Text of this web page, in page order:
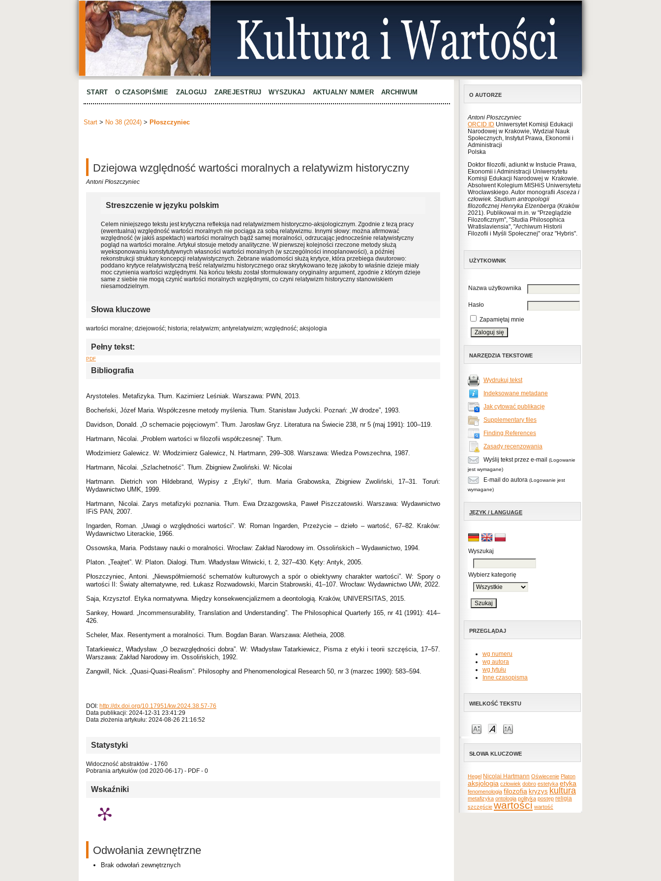
O AUTORZE
Antoni Płoszczyniec
ORCID ID Uniwersytet Komisji Edukacji
Narodowej w Krakowie, Wydział Nauk
Społecznych, Instytut Prawa, Ekonomii i
Administracji
Polska
Doktor filozofii, adiunkt w Instucie Prawa,
Ekonomii i Administracji Uniwersytetu
Komisji Edukacji Narodowej w Krakowie.
Absolwent Kolegium MISHiS Uniwersytetu
Wrocławskiego. Autor monografiiAsceza i
człowiek. Studium antropologii
filozoficznej Henryka Elzenberga (Kraków
2021). Publikował m.in. w "Przeglądzie
Filozoficznym", "Studia Philosophica
Wratislaviensia", "Archiwum Historii
Filozofii i Myśli Społecznej" oraz "Hybris".
UŻYTKOWNIK
Nazwa użytkownika
Hasło
Zapamiętaj mnie
NARZĘDZIA TEKSTOWE
Wydrukuj tekst
Indeksowane metadane
Jak cytować publikację
Supplementary files
Finding References
Zasady recenzowania
Wyślij tekst przez e-mail
(Logowanie
jest wymagane)
E-mail do autora (Logowanie jest
wymagane)
JĘZYK / LANGUAGE
Wyszukaj
Wybierz kategorię
PRZEGLĄDAJ
wg numeru
wg autora
wg tytułu
Inne czasopisma
WIELKOŚĆ TEKSTU
SŁOWA KLUCZOWE
Hegel Nicolai Hartmann Oświecenie Platon
aksjologia człowiek dobro estetyka etyka
fenomenologia filozofia kryzys kultura
metafizyka ontologia polityka postęp religia
szczęście wartości wartość
START O CZASOPIŚMIE ZALOGUJ ZAREJESTRUJ WYSZUKAJ AKTUALNY NUMER ARCHIWUM
Start > No 38 (2024) > Płoszczyniec
Dziejowa względność wartości moralnych a relatywizm historyczny
Antoni Płoszczyniec
Streszczenie w języku polskim
Celem niniejszego tekstu jest krytyczna refleksja nad relatywizmem historyczno-aksjologicznym. Zgodnie z tezą pracy
(ewentualna) względność wartości moralnych nie pociąga za sobą relatywizmu. Innymi słowy: można afirmować
względność (w jakiś aspektach) wartości moralnych bądź samej moralności, odrzucając jednocześnie relatywistyczny
pogląd na wartości moralne. Artykuł stosuje metody analityczne. W pierwszej kolejności rzeczone metody służą
wyeksponowaniu konstytutywnych własności wartości moralnych (w szczególności innoplanowości), a później
rekonstrukcji struktury koncepcji relatywistycznych. Zebrane wiadomości służą krytyce, która przebiega dwutorowo:
poddano krytyce relatywistyczną treść relatywizmu historycznego oraz skrytykowano tezę jakoby to właśnie dzieje miały
moc czynienia wartości względnymi. Na końcu tekstu został sformułowany oryginalny argument, zgodnie z którym dzieje
same z siebie nie mogą czynić wartości moralnych względnymi, co czyni relatywizm historyczny stanowiskiem
niesamodzielnym.
Słowa kluczowe
wartości moralne; dziejowość; historia; relatywizm; antyrelatywizm; względność; aksjologia
Pełny tekst:
PDF
Bibliografia
Arystoteles. Metafizyka. Tłum. Kazimierz Leśniak. Warszawa: PWN, 2013.
Bocheński, Józef Maria. Współczesne metody myślenia. Tłum. Stanisław Judycki. Poznań: „W drodze”, 1993.
Davidson, Donald. „O schemacie pojęciowym”. Tłum. Jarosław Gryz. Literatura na Świecie 238, nr 5 (maj 1991): 100–119.
Hartmann, Nicolai. „Problem wartości w filozofii współczesnej”. Tłum.
Włodzimierz Galewicz. W: Włodzimierz Galewicz, N. Hartmann, 299–308. Warszawa: Wiedza Powszechna, 1987.
Hartmann, Nicolai. „Szlachetność”. Tłum. Zbigniew Zwoliński. W: Nicolai
Hartmann. Dietrich von Hildebrand, Wypisy z „Etyki”, tłum. Maria Grabowska, Zbigniew Zwoliński, 17–31. Toruń:
Wydawnictwo UMK, 1999.
Hartmann, Nicolai. Zarys metafizyki poznania. Tłum. Ewa Drzazgowska, Paweł Piszczatowski. Warszawa: Wydawnictwo
IFiS PAN, 2007.
Ingarden, Roman. „Uwagi o względności wartości”. W: Roman Ingarden, Przeżycie – dzieło – wartość, 67–82. Kraków:
Wydawnictwo Literackie, 1966.
Ossowska, Maria. Podstawy nauki o moralności. Wrocław: Zakład Narodowy im. Ossolińskich – Wydawnictwo, 1994.
Platon. „Teajtet”. W: Platon. Dialogi. Tłum. Władysław Witwicki, t. 2, 327–430. Kęty: Antyk, 2005.
Płoszczyniec, Antoni. „Niewspółmierność schematów kulturowych a spór o obiektywny charakter wartości”. W: Spory o
wartości II: Światy alternatywne, red. Łukasz Rozwadowski, Marcin Stabrowski, 41–107. Wrocław: Wydawnictwo UWr, 2022.
Saja, Krzysztof. Etyka normatywna. Między konsekwencjalizmem a deontologią. Kraków, UNIVERSITAS, 2015.
Sankey, Howard. „Incommensurability, Translation and Understanding”. The Philosophical Quarterly 165, nr 41 (1991): 414–
426.
Scheler, Max. Resentyment a moralności. Tłum. Bogdan Baran. Warszawa: Aletheia, 2008.
Tatarkiewicz, Władysław. „O bezwzględności dobra”. W: Władysław Tatarkiewicz, Pisma z etyki i teorii szczęścia, 17–57.
Warszawa: Zakład Narodowy im. Ossolińskich, 1992.
Zangwill, Nick. „Quasi-Quasi-Realism”. Philosophy and Phenomenological Research 50, nr 3 (marzec 1990): 583–594.
DOI: http://dx.doi.org/10.17951/kw.2024.38.57-76
Data publikacji: 2024-12-31 23:41:29
Data złożenia artykułu: 2024-08-26 21:16:52
Statystyki
Widoczność abstraktów - 1760
Pobrania artykułów (od 2020-06-17) - PDF - 0
Wskaźniki
Odwołania zewnętrzne
Brak odwołań zewnętrznych